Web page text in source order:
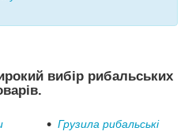
вибір рибальських
Грузила рибальські